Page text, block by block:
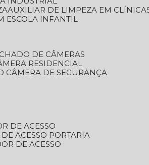
AUXILIAR DE LIMPEZA EM
ESCOLA INFANTIL
DE CÂMERAS
RESIDENCIAL
CÂMERA DE SEGURANÇA
DE ACESSO
DE ACESSO PORTARIA
DE ACESSO